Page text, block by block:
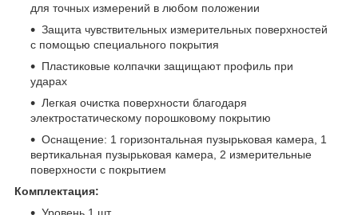
для точных измерений в любом положении
Защита чувствительных измерительных поверхностей
с помощью специального покрытия
Пластиковые колпачки защищают профиль при
ударах
Легкая очистка поверхности благодаря
электростатическому порошковому покрытию
Оснащение: 1 горизонтальная пузырьковая камера, 1
вертикальная пузырьковая камера, 2 измерительные
поверхности с покрытием
Комплектация:
Уровень 1 шт.